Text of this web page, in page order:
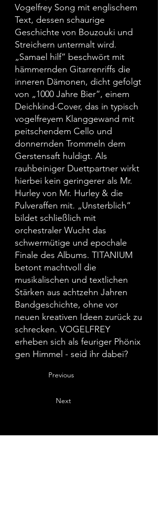
Vogelfrey Song mit englischem
Text, dessen schaurige
Geschichte von Bouzouki und
Streichern untermalt wird.
„Samael hilf“ beschwört mit
hämmernden Gitarrenriffs die
inneren Dämonen, dicht gefolgt
von „1000 Jahre Bier“, einem
Deichkind-Cover, das in typisch
vogelfreyem Klanggewand mit
peitschendem Cello und
donnernden Trommeln dem
Gerstensaft huldigt. Als
rauhbeiniger Duettpartner wirkt
hierbei kein geringerer als Mr.
Hurley von Mr. Hurley & die
Pulveraffen mit. „Unsterblich“
bildet schließlich mit
orchestraler Wucht das
schwermütige und epochale
Finale des Albums. TITANIUM
betont machtvoll die
musikalischen und textlichen
Stärken aus achtzehn Jahren
Bandgeschichte, ohne vor
neuen kreativen Ideen zurück zu
schrecken. VOGELFREY
erheben sich als feuriger Phönix
gen Himmel - seid ihr dabei?
Previous
Next